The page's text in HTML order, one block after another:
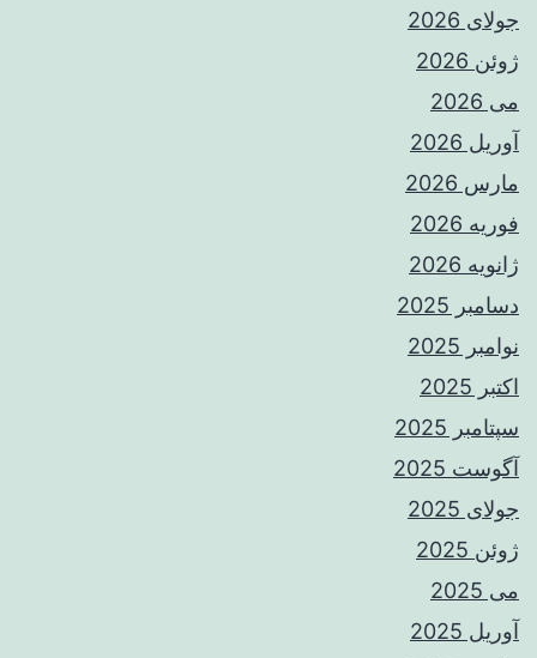
جولای 2026
ژوئن 2026
می 2026
آوریل 2026
مارس 2026
فوریه 2026
ژانویه 2026
دسامبر 2025
نوامبر 2025
اکتبر 2025
سپتامبر 2025
آگوست 2025
جولای 2025
ژوئن 2025
می 2025
آوریل 2025